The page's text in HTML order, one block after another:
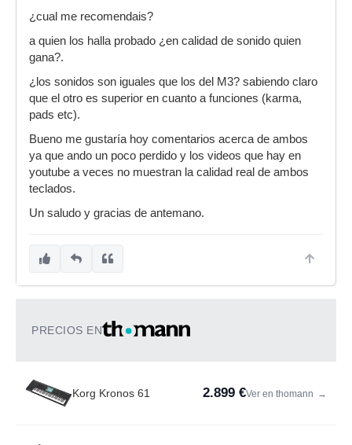
¿cual me recomendais?
a quien los halla probado ¿en calidad de sonido quien
gana?.
¿los sonidos son iguales que los del M3? sabiendo claro
que el otro es superior en cuanto a funciones (karma,
pads etc).
Bueno me gustaría hoy comentarios acerca de ambos
ya que ando un poco perdido y los videos que hay en
youtube a veces no muestran la calidad real de ambos
teclados.
Un saludo y gracias de antemano.
PRECIOS EN
Korg Kronos 61 2.899 €Ver en thomann →